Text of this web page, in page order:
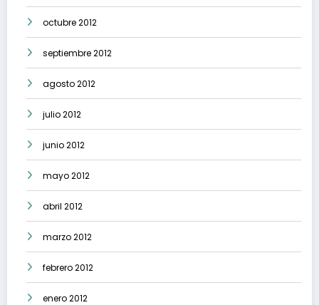
octubre 2012
septiembre 2012
agosto 2012
julio 2012
junio 2012
mayo 2012
abril 2012
marzo 2012
febrero 2012
enero 2012